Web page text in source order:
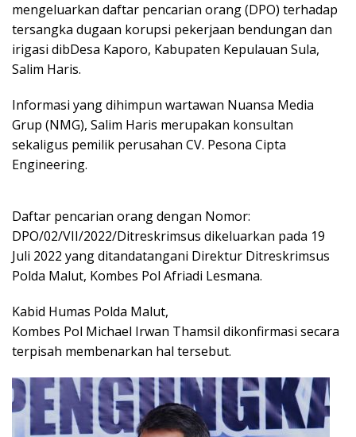
mengeluarkan daftar pencarian orang (DPO) terhadap
tersangka dugaan korupsi pekerjaan bendungan dan
irigasi dibDesa Kaporo, Kabupaten Kepulauan Sula,
Salim Haris.
Informasi yang dihimpun wartawan Nuansa Media
Grup (NMG), Salim Haris merupakan konsultan
sekaligus pemilik perusahan CV. Pesona Cipta
Engineering.
Daftar pencarian orang dengan Nomor:
DPO/02/VII/2022/Ditreskrimsus dikeluarkan pada 19
Juli 2022 yang ditandatangani Direktur Ditreskrimsus
Polda Malut, Kombes Pol Afriadi Lesmana.
Kabid Humas Polda Malut,
Kombes Pol Michael Irwan Thamsil dikonfirmasi secara
terpisah membenarkan hal tersebut.